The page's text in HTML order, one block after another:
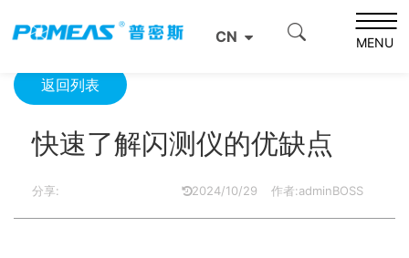
CN MENU
快速了解闪测仪的优缺点
返回列表
快速了解闪测仪的优缺点
分享: 2024/10/29 作者:adminBOSS